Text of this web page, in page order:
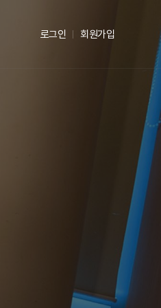
로그인 회원가입